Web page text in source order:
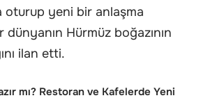
oturup yeni bir anlaşma
Hürmüz boğazının
ilan etti.
mı? Restoran ve Kafelerde Yeni